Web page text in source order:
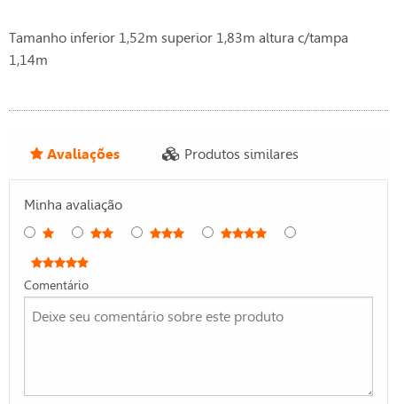
Tamanho inferior 1,52m superior 1,83m altura c/tampa
1,14m
Avaliações Produtos similares
Minha avaliação
Comentário